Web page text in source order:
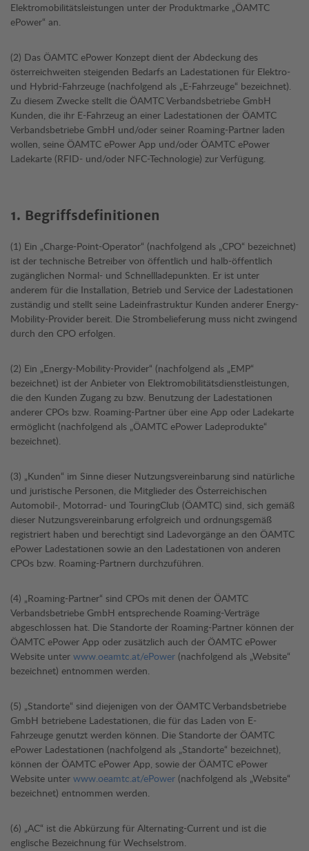
Elektromobilitätsleistungen unter der Produktmarke „ÖAMTC
ePower“ an.
(2) Das ÖAMTC ePower Konzept dient der Abdeckung des
österreichweiten steigenden Bedarfs an Ladestationen für Elektro-
und Hybrid-Fahrzeuge (nachfolgend als „E-Fahrzeuge“ bezeichnet).
Zu diesem Zwecke stellt die ÖAMTC Verbandsbetriebe GmbH
Kunden, die ihr E-Fahrzeug an einer Ladestationen der ÖAMTC
Verbandsbetriebe GmbH und/oder seiner Roaming-Partner laden
wollen, seine ÖAMTC ePower App und/oder ÖAMTC ePower
Ladekarte (RFID- und/oder NFC-Technologie) zur Verfügung.
1. Begriffsdefinitionen
(1) Ein „Charge-Point-Operator“ (nachfolgend als „CPO“ bezeichnet)
ist der technische Betreiber von öffentlich und halb-öffentlich
zugänglichen Normal- und Schnellladepunkten. Er ist unter
anderem für die Installation, Betrieb und Service der Ladestationen
zuständig und stellt seine Ladeinfrastruktur Kunden anderer Energy-
Mobility-Provider bereit. Die Strombelieferung muss nicht zwingend
durch den CPO erfolgen.
(2) Ein „Energy-Mobility-Provider“ (nachfolgend als „EMP“
bezeichnet) ist der Anbieter von Elektromobilitätsdienstleistungen,
die den Kunden Zugang zu bzw. Benutzung der Ladestationen
anderer CPOs bzw. Roaming-Partner über eine App oder Ladekarte
ermöglicht (nachfolgend als „ÖAMTC ePower Ladeprodukte“
bezeichnet).
(3) „Kunden“ im Sinne dieser Nutzungsvereinbarung sind natürliche
und juristische Personen, die Mitglieder des Österreichischen
Automobil-, Motorrad- und TouringClub (ÖAMTC) sind, sich gemäß
dieser Nutzungsvereinbarung erfolgreich und ordnungsgemäß
registriert haben und berechtigt sind Ladevorgänge an den ÖAMTC
ePower Ladestationen sowie an den Ladestationen von anderen
CPOs bzw. Roaming-Partnern durchzuführen.
(4) „Roaming-Partner“ sind CPOs mit denen der ÖAMTC
Verbandsbetriebe GmbH entsprechende Roaming-Verträge
abgeschlossen hat. Die Standorte der Roaming-Partner können der
ÖAMTC ePower App oder zusätzlich auch der ÖAMTC ePower
Website unter www.oeamtc.at/ePower (nachfolgend als „Website“
bezeichnet) entnommen werden.
(5) „Standorte“ sind diejenigen von der ÖAMTC Verbandsbetriebe
GmbH betriebene Ladestationen, die für das Laden von E-
Fahrzeuge genutzt werden können. Die Standorte der ÖAMTC
ePower Ladestationen (nachfolgend als „Standorte“ bezeichnet),
können der ÖAMTC ePower App, sowie der ÖAMTC ePower
Website unter www.oeamtc.at/ePower (nachfolgend als „Website“
bezeichnet) entnommen werden.
(6) „AC“ ist die Abkürzung für Alternating-Current und ist die
englische Bezeichnung für Wechselstrom.